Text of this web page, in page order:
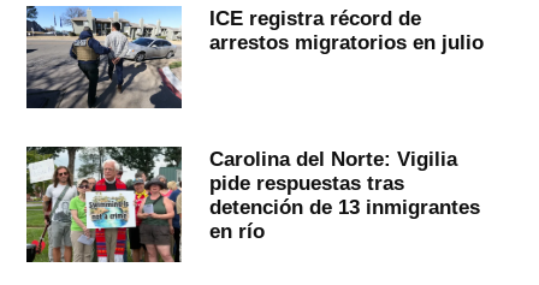
ICE registra récord de
arrestos migratorios en julio
Carolina del Norte: Vigilia
pide respuestas tras
detención de 13 inmigrantes
en río